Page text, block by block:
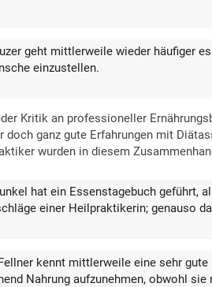
geht mittlerweile wieder häufiger
einzustellen.
Kritik an professioneller
doch ganz gute Erfahrungen mit
wurden in diesem
hat ein Essenstagebuch geführt,
einer Heilpraktikerin; genauso
kennt mittlerweile eine sehr
Nahrung aufzunehmen, obwohl